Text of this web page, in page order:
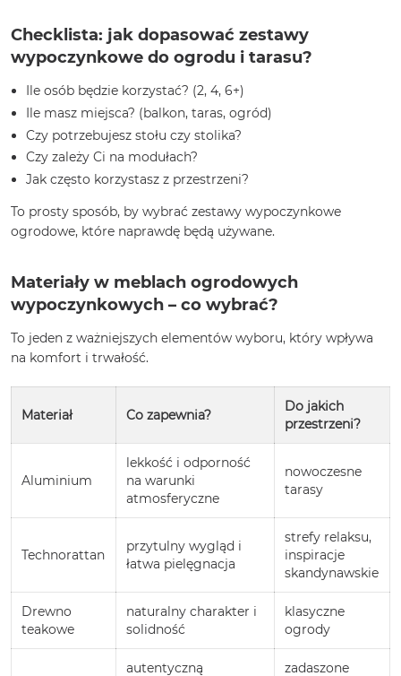
Checklista: jak dopasować zestawy
wypoczynkowe do ogrodu i tarasu?
Ile osób będzie korzystać? (2, 4, 6+)
Ile masz miejsca? (balkon, taras, ogród)
Czy potrzebujesz stołu czy stolika?
Czy zależy Ci na modułach?
Jak często korzystasz z przestrzeni?
To prosty sposób, by wybrać zestawy wypoczynkowe
ogrodowe, które naprawdę będą używane.
Materiały w meblach ogrodowych
wypoczynkowych – co wybrać?
To jeden z ważniejszych elementów wyboru, który wpływa
na komfort i trwałość.
Materiał Co zapewnia?
Do jakich
przestrzeni?
Aluminium
lekkość i odporność
na warunki
atmosferyczne
nowoczesne
tarasy
Technorattan
przytulny wygląd i
łatwa pielęgnacja
strefy relaksu,
inspiracje
skandynawskie
Drewno
teakowe
naturalny charakter i
solidność
klasyczne
ogrody
autentyczną
zadaszone